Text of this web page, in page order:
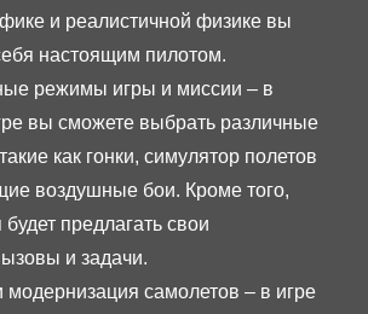
и реалистичной физике вы
настоящим пилотом.
режимы игры и миссии – в
вы сможете выбрать различные
как гонки, симулятор полетов
воздушные бои. Кроме того,
предлагать свои
и задачи.
самолетов – в игре